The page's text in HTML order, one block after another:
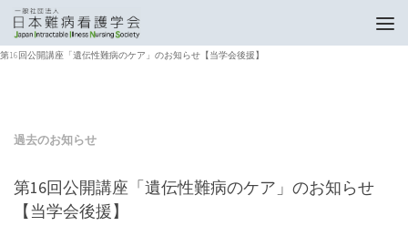
トップページ 過去のお知らせ
第16回公開講座「遺伝性難病のケア」のお知らせ【当学会後援】
過去のお知らせ
第16回公開講座「遺伝性難病のケア」のお知らせ
【当学会後援】